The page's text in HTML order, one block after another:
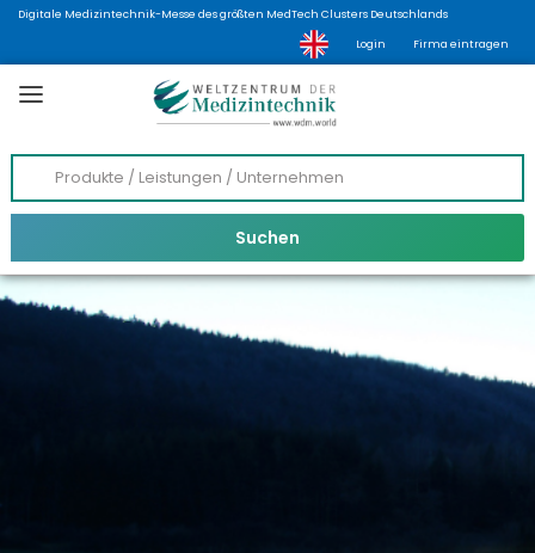
Digitale Medizintechnik-Messe des größten MedTech Clusters Deutschlands
Login Firma eintragen